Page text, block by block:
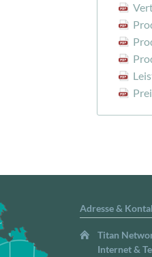
Adresse &
Titan
Internet &